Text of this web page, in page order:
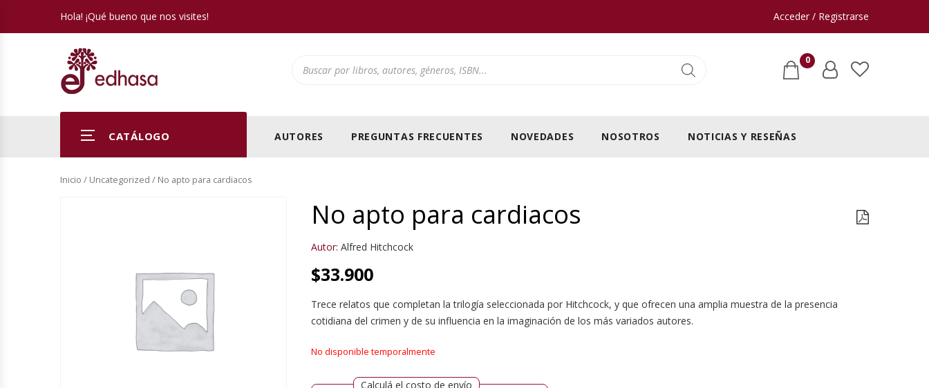
Hola! ¡Qué bueno que nos visites! Acceder / Registrarse
0
CATÁLOGO AUTORES PREGUNTAS FRECUENTES NOVEDADES NOSOTROS NOTICIAS Y RESEÑAS
Inicio / Uncategorized / No apto para cardiacos
No apto para cardiacos
Autor: Alfred Hitchcock
$33.900
Trece relatos que completan la trilogía seleccionada por Hitchcock, y que ofrecen una amplia muestra de la presencia
cotidiana del crimen y de su influencia en la imaginación de los más variados autores.
No disponible temporalmente
Calculá el costo de envío